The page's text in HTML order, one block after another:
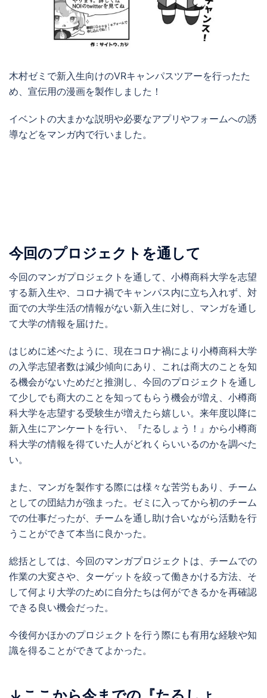
木村ゼミで新入生向けのVRキャンパスツアーを行ったた
め、宣伝用の漫画を製作しました！
イベントの大まかな説明や必要なアプリやフォームへの誘
導などをマンガ内で行いました。
今回のプロジェクトを通して
今回のマンガプロジェクトを通して、小樽商科大学を志望
する新入生や、コロナ禍でキャンパス内に立ち入れず、対
面での大学生活の情報がない新入生に対し、マンガを通し
て大学の情報を届けた。
はじめに述べたように、現在コロナ禍により小樽商科大学
の入学志望者数は減少傾向にあり、これは商大のことを知
る機会がないためだと推測し、今回のプロジェクトを通し
て少しでも商大のことを知ってもらう機会が増え、小樽商
科大学を志望する受験生が増えたら嬉しい。来年度以降に
新入生にアンケートを行い、『たるしょう！』から小樽商
科大学の情報を得ていた人がどれくらいいるのかを調べた
い。
また、マンガを製作する際には様々な苦労もあり、チーム
としての団結力が強まった。ゼミに入ってから初のチーム
での仕事だったが、チームを通し助け合いながら活動を行
うことができて本当に良かった。
総括としては、今回のマンガプロジェクトは、チームでの
作業の大変さや、ターゲットを絞って働きかける方法、そ
して何より大学のために自分たちは何ができるかを再確認
できる良い機会だった。
今後何かほかのプロジェクトを行う際にも有用な経験や知
識を得ることができてよかった。